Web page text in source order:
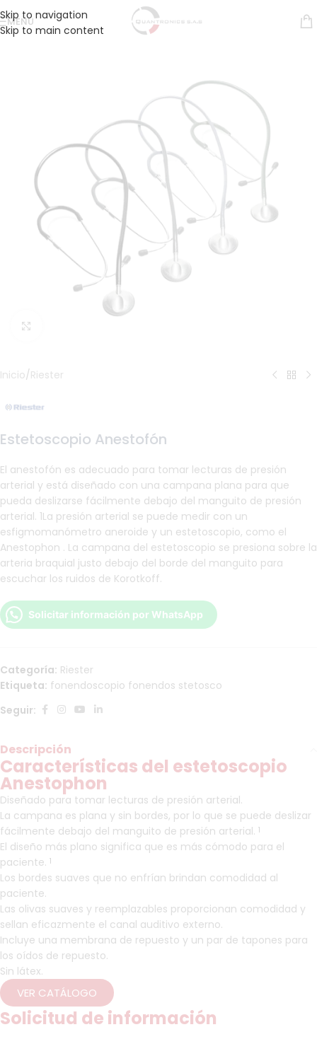
Skip to navigation
Skip to main content
MENÚ
Inicio/Riester
Estetoscopio Anestofón
El anestofón es adecuado para tomar lecturas de presión
arterial y está diseñado con una campana plana para que
pueda deslizarse fácilmente debajo del manguito de presión
arterial. 1La presión arterial se puede medir con un
esfigmomanómetro aneroide y un estetoscopio, como el
Anestophon . La campana del estetoscopio se presiona sobre la
arteria braquial justo debajo del borde del manguito para
escuchar los ruidos de Korotkoff.
Solicitar información por WhatsApp
Categoría: Riester
Etiqueta: fonendoscopio fonendos stetosco
Seguir:
Descripción
Características del estetoscopio
Anestophon
Diseñado para tomar lecturas de presión arterial.
La campana es plana y sin bordes, por lo que se puede deslizar
fácilmente debajo del manguito de presión arterial. 1
El diseño más plano significa que es más cómodo para el
paciente. 1
Los bordes suaves que no enfrían brindan comodidad al
paciente.
Las olivas suaves y reemplazables proporcionan comodidad y
sellan eficazmente el canal auditivo externo.
Incluye una membrana de repuesto y un par de tapones para
los oídos de repuesto.
Sin látex.
VER CATÁLOGO
Solicitud de información